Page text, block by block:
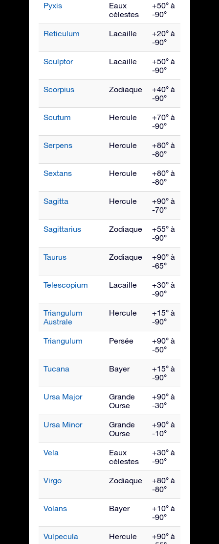
Pyxis
Eaux
célestes
+50° à
-90°
Reticulum Lacaille
+20° à
-90°
Sculptor Lacaille
+50° à
-90°
Scorpius Zodiaque
+40° à
-90°
Scutum Hercule
+70° à
-90°
Serpens Hercule
+80° à
-80°
Sextans Hercule
+80° à
-80°
Sagitta Hercule
+90° à
-70°
Sagittarius Zodiaque
+55° à
-90°
Taurus Zodiaque
+90° à
-65°
Telescopium Lacaille
+30° à
-90°
Triangulum
Australe
Hercule
+15° à
-90°
Triangulum Persée
+90° à
-50°
Tucana Bayer
+15° à
-90°
Ursa Major
Grande
Ourse
+90° à
-30°
Ursa Minor
Grande
Ourse
+90° à
-10°
Vela
Eaux
célestes
+30° à
-90°
Virgo Zodiaque
+80° à
-80°
Volans Bayer
+10° à
-90°
Vulpecula Hercule
+90° à